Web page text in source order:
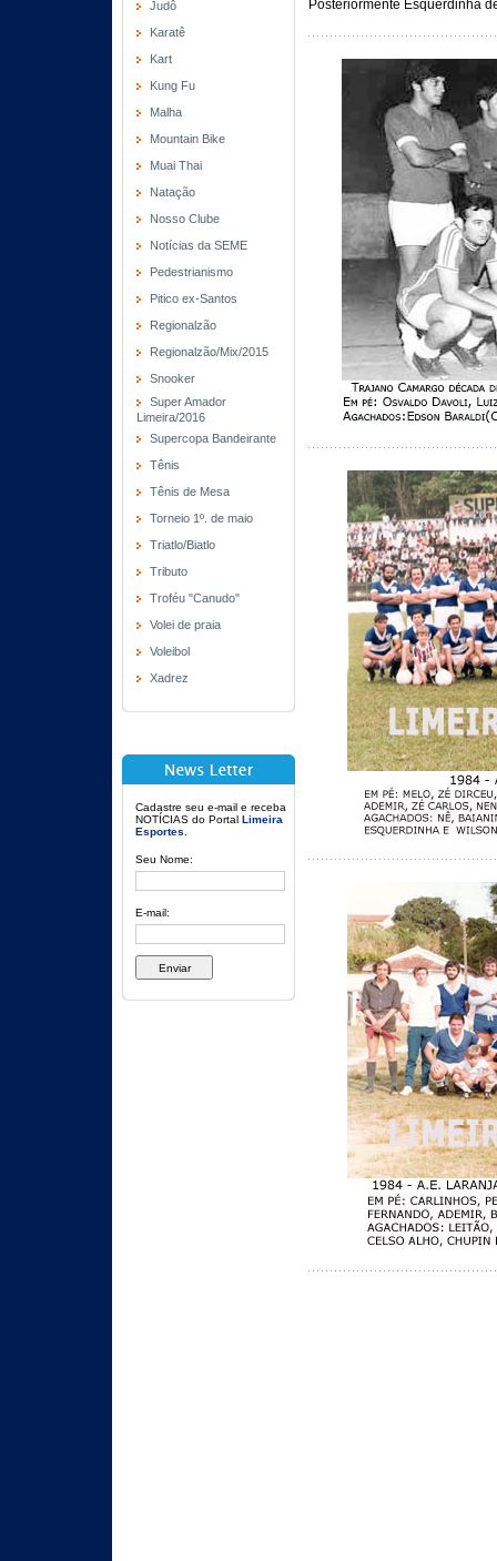
Judô
Karatê
Kart
Kung Fu
Malha
Mountain Bike
Muai Thai
Natação
Nosso Clube
Notícias da SEME
Pedestrianismo
Pitico ex-Santos
Regionalzão
Regionalzão/Mix/2015
Snooker
Super Amador
Limeira/2016
Supercopa Bandeirante
Tênis
Tênis de Mesa
Torneio 1º. de maio
Triatlo/Biatlo
Tributo
Troféu "Canudo"
Volei de praia
Voleibol
Xadrez
Cadastre seu e-mail e receba
NOTÍCIAS do Portal Limeira
Esportes
Seu Nome:
E-mail:
Posteriormente Esquerdinha